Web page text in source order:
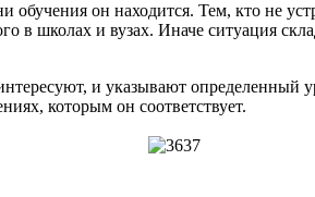
обучения он находится. Тем, кто не
в школах и вузах. Иначе ситуация
и указывают определенный
которым он соответствует.